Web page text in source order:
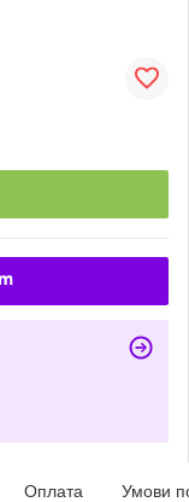
Оплата Умови